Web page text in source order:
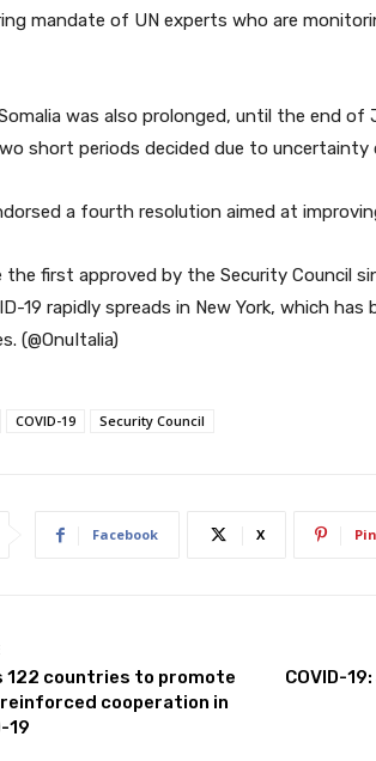
mandate of UN experts who are
was also prolonged, until the end
short periods decided due to uncertainty
a fourth resolution aimed at
the first approved by the Security Council
19 rapidly spreads in New York, which
(@OnuItalia)
COVID-19 Security Council
Facebook X
122 countries to promote
cooperation in
19
COVID-